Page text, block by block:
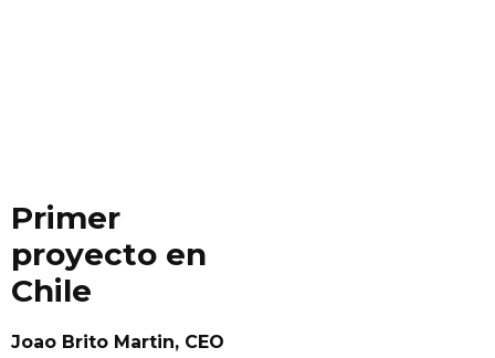
Primer
proyecto en
Chile
Joao Brito Martin, CEO